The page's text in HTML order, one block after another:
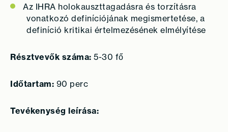
Az IHRA holokauszttagadásra és torzításra
vonatkozó definíciójának megismertetése, a
definíció kritikai értelmezésének elmélyítése
Résztvevők száma: 5-30 fő
Időtartam: 90 perc
Tevékenység leírása: